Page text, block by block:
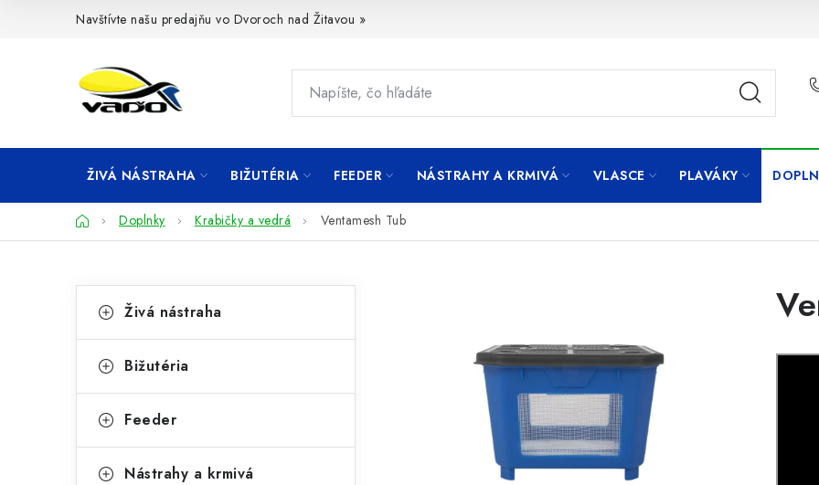
Navštívte našu predajňu vo Dvoroch nad Žitavou »
ŽIVÁ NÁSTRAHA BIŽUTÉRIA FEEDER NÁSTRAHY A KRMIVÁ VLASCE PLAVÁKY
DomovDoplnky Krabičky a vedrá Ventamesh Tub
o
n
ý
kategórie
a
e
ó
Živá nástraha
Bižutéria
Feeder
Nástrahy a krmivá